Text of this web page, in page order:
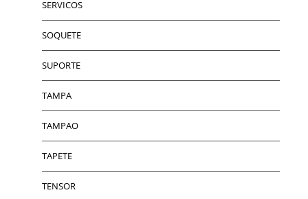
SERVICOS
SOQUETE
SUPORTE
TAMPA
TAMPAO
TAPETE
TENSOR